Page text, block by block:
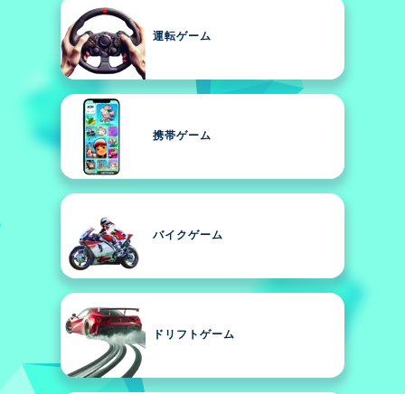
運転ゲーム
携帯ゲーム
バイクゲーム
ドリフトゲーム